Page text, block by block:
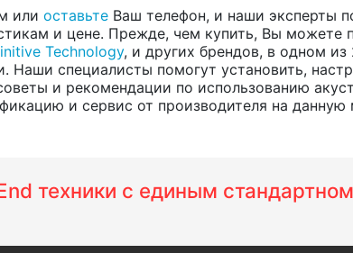
или оставьте Ваш телефон, и наши эксперты
и цене. Прежде, чем купить, Вы можете
Technology, и других брендов, в одном из
Наши специалисты помогут установить,
и рекомендации по использованию
и сервис от производителя на
техники с единым